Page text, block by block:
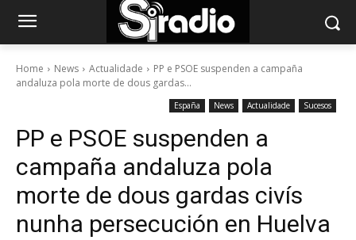
Home News Actualidade
PP e PSOE suspenden a campaña
andaluza pola morte de dous gardas...
España News Actualidade Sucesos
PP e PSOE suspenden a
campaña andaluza pola
morte de dous gardas civís
nunha persecución en Huelva